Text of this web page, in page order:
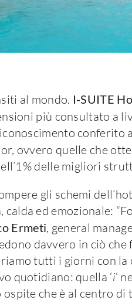
al mondo. I-SUITE
più consultato a
ovvero quelle che
delle migliori
gli schemi
ed emozionale:
Ermeti, general
davvero in ciò
tutti i giorni con la
quotidiano: quella ‘i‘
che è al centro